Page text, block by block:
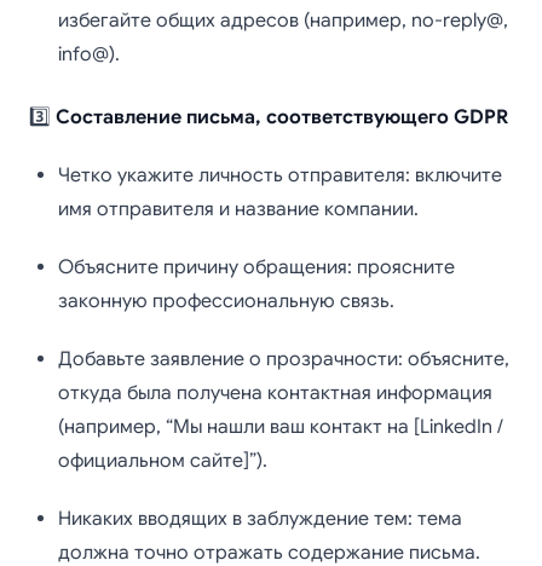
избегайте общих адресов (например, no-reply@,
info@).
3️⃣ Составление письма, соответствующего GDPR
Четко укажите личность отправителя: включите
имя отправителя и название компании.
Объясните причину обращения: проясните
законную профессиональную связь.
Добавьте заявление о прозрачности: объясните,
откуда была получена контактная информация
(например, “Мы нашли ваш контакт на [LinkedIn /
официальном сайте]”).
Никаких вводящих в заблуждение тем: тема
должна точно отражать содержание письма.